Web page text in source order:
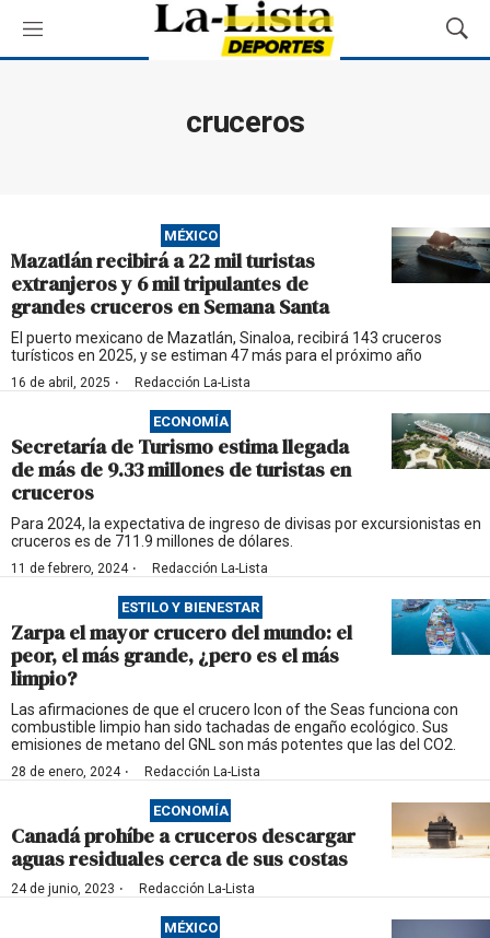
M
e
M
o
ú
s
q
u
cruceros
MÉXICO
Mazatlán recibirá a 22 mil turistas
extranjeros y 6 mil tripulantes de
grandes cruceros en Semana Santa
El puerto mexicano de Mazatlán, Sinaloa, recibirá 143 cruceros
turísticos en 2025, y se estiman 47 más para el próximo año
16 de abril, 2025 · Redacción La-Lista
ECONOMÍA
Secretaría de Turismo estima llegada
de más de 9.33 millones de turistas en
cruceros
Para 2024, la expectativa de ingreso de divisas por excursionistas en
cruceros es de 711.9 millones de dólares.
11 de febrero, 2024· Redacción La-Lista
ESTILO Y BIENESTAR
Zarpa el mayor crucero del mundo: el
peor, el más grande, ¿pero es el más
limpio?
Las afirmaciones de que el crucero Icon of the Seas funciona con
combustible limpio han sido tachadas de engaño ecológico. Sus
emisiones de metano del GNL son más potentes que las del CO2.
28 de enero, 2024· Redacción La-Lista
ECONOMÍA
Canadá prohíbe a cruceros descargar
aguas residuales cerca de sus costas
24 de junio, 2023 · Redacción La-Lista
MÉXICO